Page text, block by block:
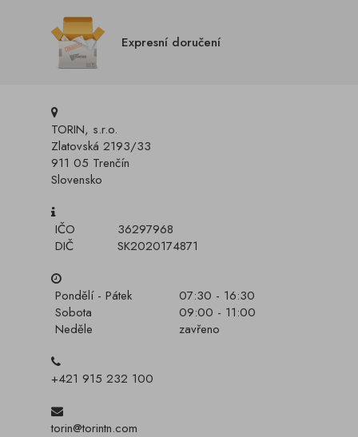
Expresní doručení
TORIN, s.r.o.
Zlatovská 2193/33
911 05 Trenčín
Slovensko
IČO
36297968
DIČ
SK2020174871
Pondělí - Pátek
07:30 - 16:30
Sobota
09:00 - 11:00
Neděle
zavřeno
+421 915 232 100
torin@torintn.com